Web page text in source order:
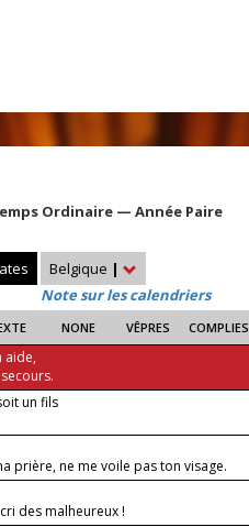
Ordinaire — Année Paire
Belgique |
Note sur les calendriers
NONE VÊPRES COMPLIES
aide,
un fils
prière, ne me voile pas ton visage.
des malheureux !